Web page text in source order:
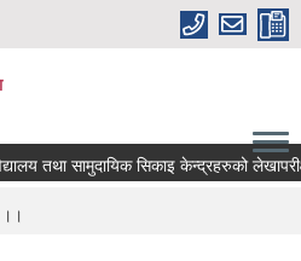
विद्यालय तथा सामुदायिक सिकाइ केन्द्रहरुको